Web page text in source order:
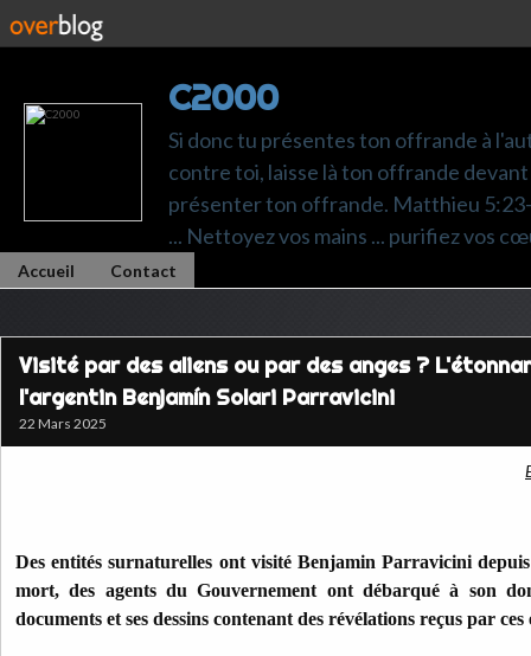
C2000
Si donc tu présentes ton offrande à
contre toi, laisse là ton offrande
présenter ton offrande. Matthieu 5:23-
... Nettoyez vos mains ... purifiez vos
Accueil Contact
Visité par des aliens ou par des anges ?
l'argentin Benjamín Solari Parravicini
22 Mars 2025
Des entités surnaturelles ont visité Benjamin Parravicini
mort, des agents du Gouvernement ont débarqué à son
documents et ses dessins contenant des révélations reçus par